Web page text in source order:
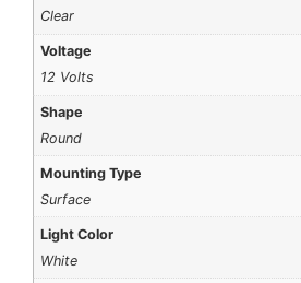
Clear
Voltage
12 Volts
Shape
Round
Mounting Type
Surface
Light Color
White